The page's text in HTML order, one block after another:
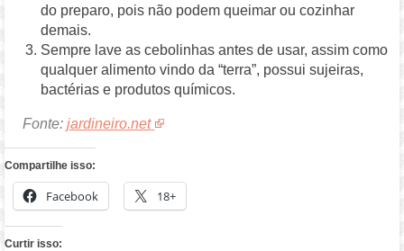
do preparo, pois não podem queimar ou cozinhar
demais.
Sempre lave as cebolinhas antes de usar, assim como
qualquer alimento vindo da “terra”, possui sujeiras,
bactérias e produtos químicos.
Fonte:jardineiro.net
Compartilhe isso:
Facebook 18+
Curtir isso: